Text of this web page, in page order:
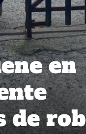
en
de